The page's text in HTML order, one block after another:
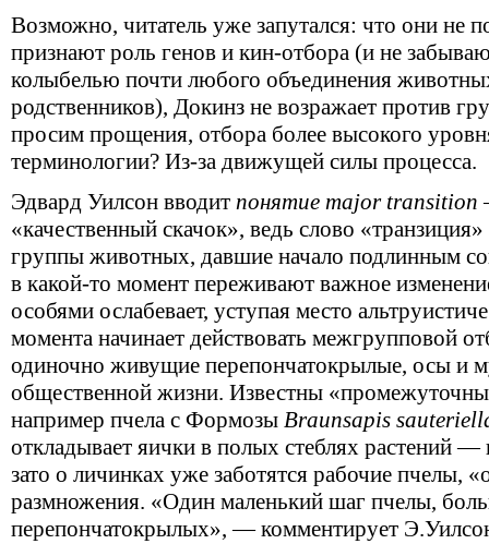
Возможно, читатель уже запутался: что они не
признают роль генов и кин-отбора (и не
колыбелью почти любого объединения
родственников), Докинз не возражает против
просим прощения, отбора более высокого
терминологии? Из-за движущей силы процесса.
Эдвард Уилсон вводит понятие major transition
«качественный скачок», ведь слово
группы животных, давшие начало подлинным
в какой-то момент переживают важное
особями ослабевает, уступая место
момента начинает действовать межгрупповой
одиночно живущие перепончатокрылые, осы и
общественной жизни. Известны
например пчела с Формозы Braunsapis
откладывает яички в полых стеблях растений
зато о личинках уже заботятся рабочие пчелы,
размножения. «Один маленький шаг пчелы,
перепончатокрылых», — комментирует